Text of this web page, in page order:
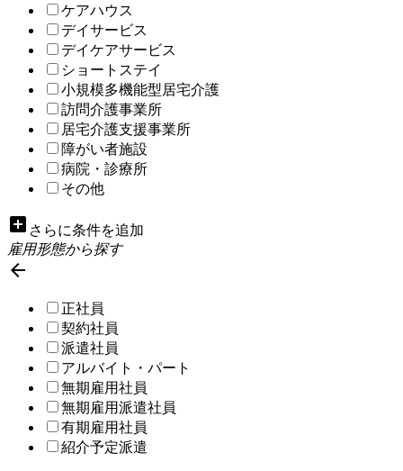
ケアハウス
デイサービス
デイケアサービス
ショートステイ
小規模多機能型居宅介護
訪問介護事業所
居宅介護支援事業所
障がい者施設
病院・診療所
その他
add_box さらに条件を追加
雇用形態から探す

正社員
契約社員
派遣社員
アルバイト・パート
無期雇用社員
無期雇用派遣社員
有期雇用社員
紹介予定派遣